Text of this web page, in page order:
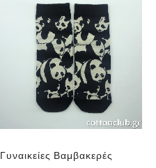
Γυναικείες Βαμβακερές